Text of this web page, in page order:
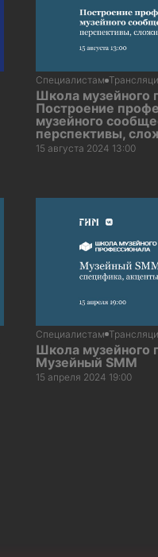
Специалистам
Школа музейного
Построение
музейного
перспективы,
15 августа 2024 13:00
Специалистам
Школа музейного
Музейный SMM
15 апреля 2024 19:00